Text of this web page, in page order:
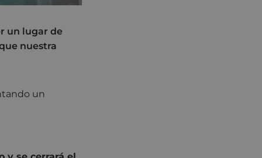
un lugar de
nuestra
un